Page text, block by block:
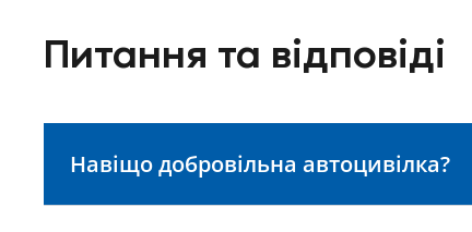
Питання та відповіді
Навіщо добровільна автоцивілка?